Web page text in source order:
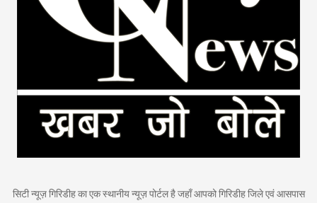
सिटी न्यूज़ गिरिडीह का एक स्थानीय न्यूज़ पोर्टल है जहाँ आपको गिरिडीह जिले एवं आसपास